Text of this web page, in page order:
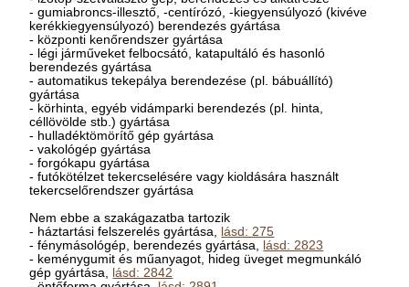
- gumiabroncs-illesztő, -centírózó, -kiegyensúlyozó (kivéve
kerékkiegyensúlyozó) berendezés gyártása
- központi kenőrendszer gyártása
- légi járműveket felbocsátó, katapultáló és hasonló
berendezés gyártása
- automatikus tekepálya berendezése (pl. bábuállító)
gyártása
- körhinta, egyéb vidámparki berendezés (pl. hinta,
céllövölde stb.) gyártása
- hulladéktömörítő gép gyártása
- vakológép gyártása
- forgókapu gyártása
- futókötélzet tekercselésére vagy kioldására használt
tekercselőrendszer gyártása
Nem ebbe a szakágazatba tartozik
- háztartási felszerelés gyártása, lásd: 275
- fénymásológép, berendezés gyártása, lásd: 2823
- keménygumit és műanyagot, hideg üveget megmunkáló
gép gyártása, lásd: 2842